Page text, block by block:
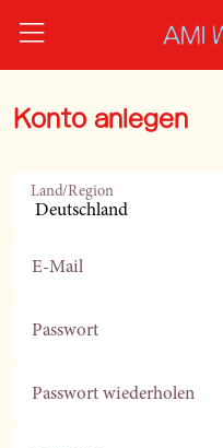
AMI
Konto anlegen
Land/Region
E-Mail
Passwort
Passwort wiederholen